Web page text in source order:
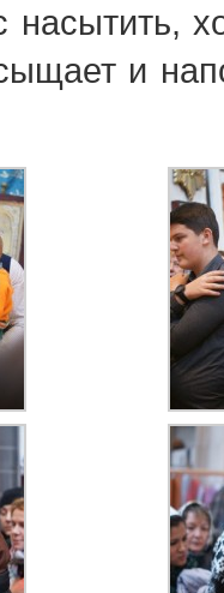
насытить,
и